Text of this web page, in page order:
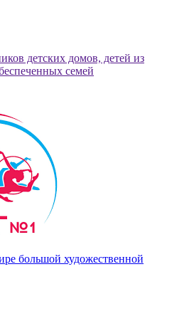
детских домов, детей из
семей
большой художественной